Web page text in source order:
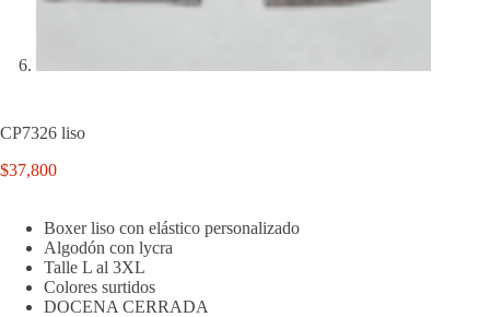
CP7326 liso
$37,800
Boxer liso con elástico personalizado
Algodón con lycra
Talle L al 3XL
Colores surtidos
DOCENA CERRADA